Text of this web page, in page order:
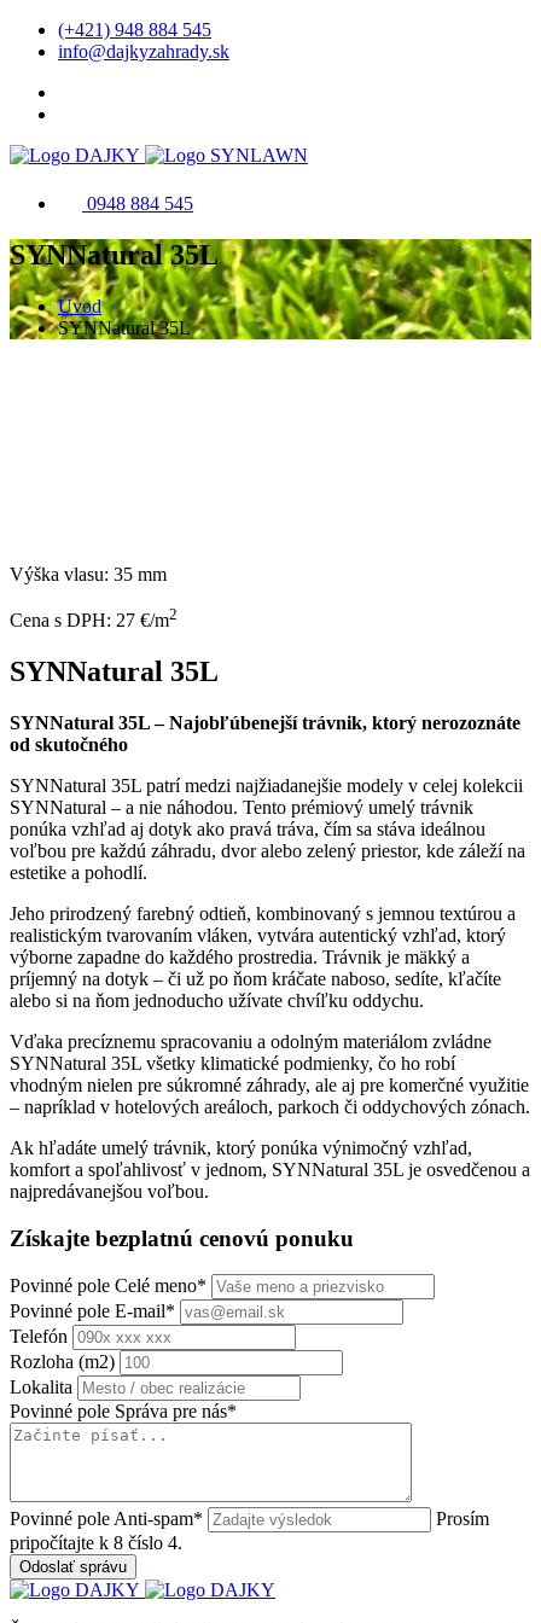
(+421) 948 884 545
info@dajkyzahrady.sk
0948 884 545
SYNNatural 35L
Úvod
SYNNatural 35L
Výška vlasu: 35 mm
Cena s DPH: 27 €/m2
SYNNatural 35L
SYNNatural 35L – Najobľúbenejší trávnik, ktorý nerozoznáte
od skutočného
SYNNatural 35L patrí medzi najžiadanejšie modely v celej kolekcii
SYNNatural – a nie náhodou. Tento prémiový umelý trávnik
ponúka vzhľad aj dotyk ako pravá tráva, čím sa stáva ideálnou
voľbou pre každú záhradu, dvor alebo zelený priestor, kde záleží na
estetike a pohodlí.
Jeho prirodzený farebný odtieň, kombinovaný s jemnou textúrou a
realistickým tvarovaním vláken, vytvára autentický vzhľad, ktorý
výborne zapadne do každého prostredia. Trávnik je mäkký a
príjemný na dotyk – či už po ňom kráčate naboso, sedíte, kľačíte
alebo si na ňom jednoducho užívate chvíľku oddychu.
Vďaka precíznemu spracovaniu a odolným materiálom zvládne
SYNNatural 35L všetky klimatické podmienky, čo ho robí
vhodným nielen pre súkromné záhrady, ale aj pre komerčné využitie
– napríklad v hotelových areáloch, parkoch či oddychových zónach.
Ak hľadáte umelý trávnik, ktorý ponúka výnimočný vzhľad,
komfort a spoľahlivosť v jednom, SYNNatural 35L je osvedčenou a
najpredávanejšou voľbou.
Získajte bezplatnú cenovú ponuku
Povinné pole Celé meno*
Povinné pole E-mail*
Telefón
Rozloha (m2)
Lokalita
Povinné pole Správa pre nás*
Povinné pole Anti-spam*
Prosím
pripočítajte k 8 číslo 4.
Odoslať správu